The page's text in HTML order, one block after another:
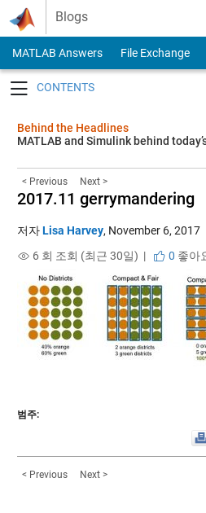
Skip to content
Blogs
MATLAB Answers File Exchange
Behind the Headlines
MATLAB and Simulink behind
< Previous Next >
2017.11 gerrymandering
저자Lisa Harvey, November 6, 2017
6 회 조회 (최근 30일) |
0 좋아
범주:
< Previous Next >